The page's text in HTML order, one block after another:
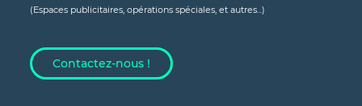
(Espaces publicitaires, opérations spéciales, et autres...)
Contactez-nous !